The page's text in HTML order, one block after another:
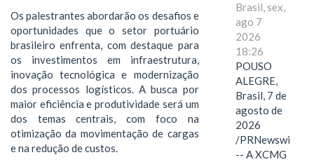
Os palestrantes abordarão os desafios e
oportunidades que o setor portuário
brasileiro enfrenta, com destaque para
os investimentos em infraestrutura,
inovação tecnológica e modernização
dos processos logísticos. A busca por
maior eficiência e produtividade será um
dos temas centrais, com foco na
otimização da movimentação de cargas
e na redução de custos.
Brasil, sex,
ago 7
2026
18:26
POUSO
ALEGRE,
Brasil, 7 de
agosto de
2026
/PRNewswire/
-- A XCMG